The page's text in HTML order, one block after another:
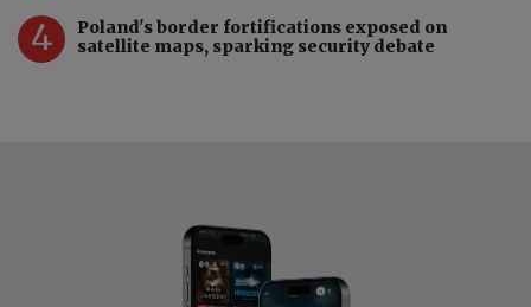
4
Poland's border fortifications exposed on
satellite maps, sparking security debate